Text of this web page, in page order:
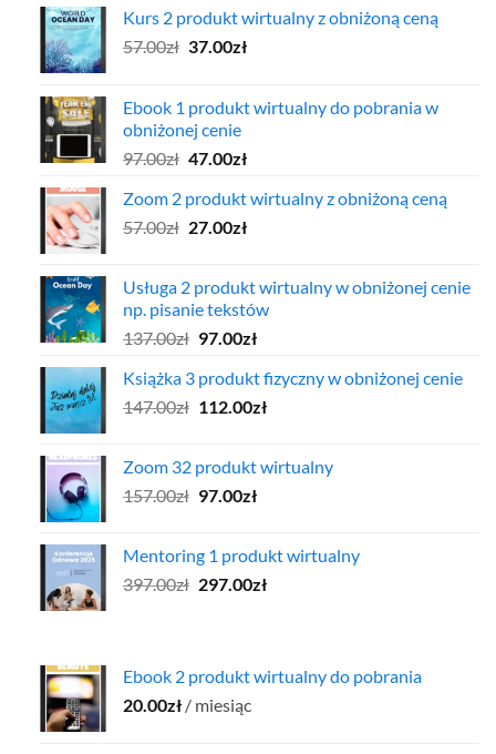
Kurs 2 produkt wirtualny z obniżoną ceną
57.00zł Pierwotna
57.00zł.
37.00złAktualna
37.00zł.
Ebook 1 produkt wirtualny do pobrania w
obniżonej cenie
97.00zł Pierwotna
wynosiła:
97.00zł.
47.00złAktualna
wynosi:
47.00zł.
Zoom 2 produkt wirtualny z obniżoną ceną
57.00zł Pierwotna
57.00zł.
27.00złAktualna
27.00zł.
Usługa 2 produkt wirtualny w obniżonej cenie
np. pisanie tekstów
137.00zł Pierwotna
wynosiła:
137.00zł.
97.00złAktualna
wynosi:
97.00zł.
Książka 3 produkt fizyczny w obniżonej cenie
147.00zł Pierwotna
147.00zł.
112.00złAktualna
112.00zł.
Zoom 32 produkt wirtualny
157.00zł Pierwotna
157.00zł.
97.00złAktualna
97.00zł.
Mentoring 1 produkt wirtualny
397.00zł Pierwotna
297.00złAktualna
Ebook 2 produkt wirtualny do pobrania
20.00zł / miesiąc